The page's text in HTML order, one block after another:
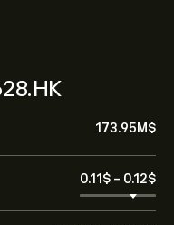
173.95M‎$‎
0.11‎$‎ - 0.12‎$‎